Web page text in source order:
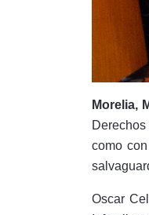
Morelia,
como
Oscar